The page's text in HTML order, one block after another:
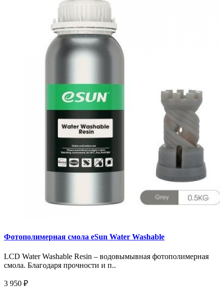
Фотополимерная смола eSun Water Washable
LCD Water Washable Resin – водовымывная фотополимерная
смола. Благодаря прочности и п..
3 950 ₽